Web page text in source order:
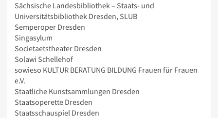
Sächsische Landesbibliothek – Staats- und
Universitätsbibliothek Dresden, SLUB
Semperoper Dresden
Singasylum
Societaetstheater Dresden
Solawi Schellehof
sowieso KULTUR BERATUNG BILDUNG Frauen für Frauen
e.V.
Staatliche Kunstsammlungen Dresden
Staatsoperette Dresden
Staatsschauspiel Dresden